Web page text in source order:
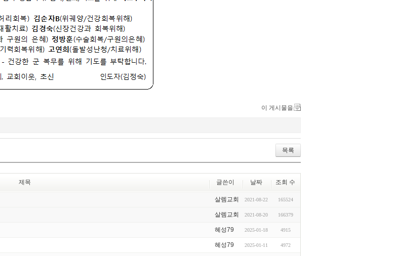
이 게시물을
목록
제목 글쓴이 날짜 조회 수
살렘교회 2021-08-22 165524
살렘교회 2021-08-20 166379
혜성79 2025-01-18 4915
혜성79 2025-01-11 4972